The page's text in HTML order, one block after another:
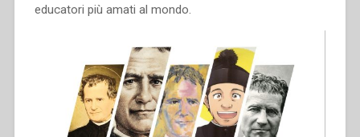
educatori più amati al mondo.